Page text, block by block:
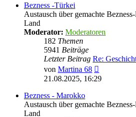
Bezness -Türkei
Austausch über gemachte
Land
Moderator: Moderatoren
182 Themen
5941 Beiträge
Letzter Beitrag Re:
von Martina 68
Beitrag
21.08.2025, 16:29
Bezness - Marokko
Austausch über gemachte
Land